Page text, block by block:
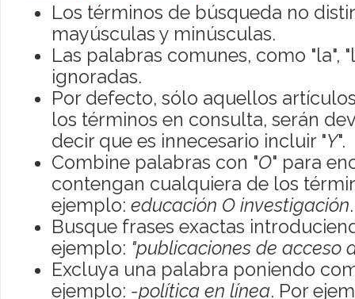
Los términos de búsqueda no
mayúsculas y minúsculas.
Las palabras comunes, como "la",
ignoradas.
Por defecto, sólo aquellos
los términos en consulta, serán
decir que es innecesario incluir "Y".
Combine palabras con "O" para
contengan cualquiera de los
ejemplo: educación O investigación.
Busque frases exactas
ejemplo: "publicaciones de acceso
Excluya una palabra poniendo
ejemplo: -política en línea. Por